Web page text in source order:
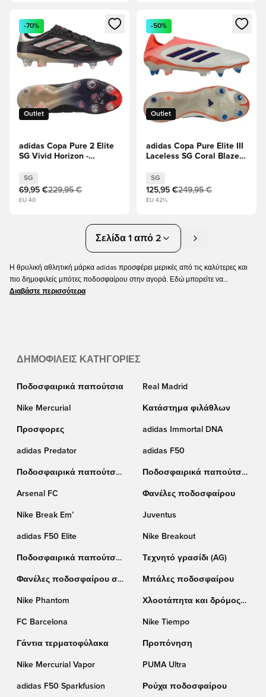
Ανοίγει ένα Modal για να συνδεθείτε ή να εγγραφείτε ως
Outlet
-70%
adidas Copa Pure 2 Elite
SG Vivid Horizon -
Πλατίνα Μεταλλική /
Τούρμπο
SG
69,95 €229,95 €
EU 40
Ανοίγει ένα Modal για να
Outlet
-50%
adidas Copa Pure Elite III
Laceless SG Coral Blaze -
Σήμα Κοράλλι
SG
125,95 €249,95 €
EU 42½
Σελίδα 1 από 2
Η θρυλική αθλητική μάρκα adidas προσφέρει μερικές από τις καλύτερες και
πιο δημοφιλείς μπότες ποδοσφαίρου στην αγορά. Εδώ μπορείτε να
αγοράσετε τις αγαπημένες σας μπότες adidas SG που μπορείτε να φορέσετε
Διαβάστε περισσότερα
ΔΗΜΟΦΙΛΕΊΣ ΚΑΤΗΓΟΡΊΕΣ
Ποδοσφαιρικά παπούτσια Real Madrid
Nike Mercurial Κατάστημα φιλάθλων
Προσφορες adidas Immortal DNA
adidas Predator adidas F50
Ποδοσφαιρικά παπούτσια
Ποδοσφαιρικά παπούτσια
Arsenal FC
Φανέλες ποδοσφαίρου
Nike Break Em’ Juventus
adidas F50 Elite Nike Breakout
Ποδοσφαιρικά παπούτσια
Τεχνητό γρασίδι (AG)
Φανέλες ποδοσφαίρου σε
Μπάλες ποδοσφαίρου
Nike Phantom
Χλοοτάπητα και δρόμος
FC Barcelona
Nike Tiempo
Γάντια τερματοφύλακα Προπόνηση
Nike Mercurial Vapor PUMA Ultra
adidas F50 Sparkfusion Ρούχα ποδοσφαίρου